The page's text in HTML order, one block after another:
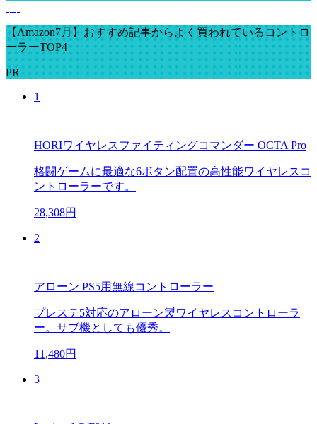
【Amazon7月】おすすめ記事からよく買われているコントロ
ーラーTOP4
PR
1
HORIワイヤレスファイティングコマンダー OCTA Pro
格闘ゲームに最適な6ボタン配置の高性能ワイヤレスコ
ントローラーです。
28,308円
2
アローン PS5用無線コントローラー
プレステ5対応のアローン製ワイヤレスコントローラ
ー。サブ機としても優秀。
11,480円
3